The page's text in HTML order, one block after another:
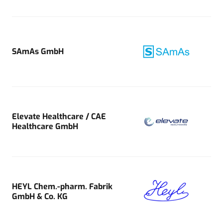
SAmAs GmbH
Elevate Healthcare / CAE
Healthcare GmbH
HEYL Chem.-pharm. Fabrik
GmbH & Co. KG